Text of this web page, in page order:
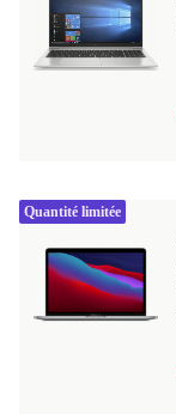
Quantité limitée